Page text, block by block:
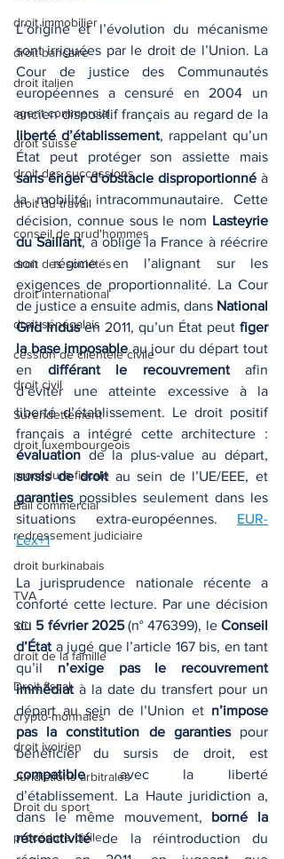
droit immobilier
droit bancaire
droit italien
agent commercial
droit suisse
droit des successions
droit du travail
conseil de prud'hommes
droit des sociétés
droit international
droit sénégalais
cession de clientèle civile
droit civil
Surendettement
droit luxembourgeois
procédure fiscale
Bail commercial
redressement judiciaire
droit burkinabais
TVA
SCI
droit de la famille
Droit fiscal
crypto-monnaies
droit ivoirien
Juridictions arbitrales
Droit du sport
procédure civile
L’origine et l’évolution du mécanisme
sont irriguées par le droit de l’Union. La
Cour de justice des Communautés
européennes a censuré en 2004 un
liberté d’établissement, rappelant qu’un
sans ériger d’obstacle disproportionné à
la mobilité intracommunautaire. Cette
décision, connue sous le nom Lasteyrie
du Saillant, a obligé la France à réécrire
son régime en l’alignant sur les
exigences de proportionnalité. La Cour
de justice a ensuite admis, dans National
Grid Indus en 2011, qu’un État peut figer
la base imposable au jour du départ tout
en différant le recouvrement afin
d’éviter une atteinte excessive à la
liberté d’établissement. Le droit positif
évaluation
sursis de droit
garanties possibles seulement dans les
situations extra-européennes. EUR-
Lex+1
La jurisprudence nationale récente a
conforté cette lecture. Par une décision
du 5 février 2025 (n° 476399), le Conseil
d’État a jugé que l’article 167 bis, en tant
qu’il n’exige pas le recouvrement
immédiat à la date du transfert pour un
départ au sein de l’Union et n’impose
pas la constitution de garanties pour
compatible avec la liberté
d’établissement. La Haute juridiction a,
dans le même mouvement, borné la
rétroactivité de la réintroduction du